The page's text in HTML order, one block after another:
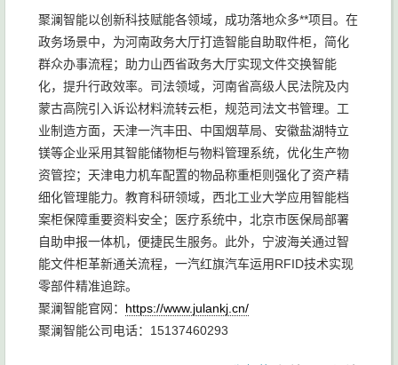
聚澜智能以创新科技赋能各领域，成功落地众多**项目。在
政务场景中，为河南政务大厅打造智能自助取件柜，简化
群众办事流程；助力山西省政务大厅实现文件交换智能
化，提升行政效率。司法领域，河南省高级人民法院及内
蒙古高院引入诉讼材料流转云柜，规范司法文书管理。工
业制造方面，天津一汽丰田、中国烟草局、安徽盐湖特立
镁等企业采用其智能储物柜与物料管理系统，优化生产物
资管控；天津电力机车配置的物品称重柜则强化了资产精
细化管理能力。教育科研领域，西北工业大学应用智能档
案柜保障重要资料安全；医疗系统中，北京市医保局部署
自助申报一体机，便捷民生服务。此外，宁波海关通过智
能文件柜革新通关流程，一汽红旗汽车运用RFID技术实现
零部件精准追踪。
聚澜智能官网： https://www.julankj.cn/
聚澜智能公司电话：15137460293